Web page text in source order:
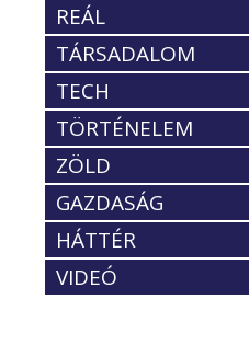
REÁL
TÁRSADALOM
TECH
TÖRTÉNELEM
ZÖLD
GAZDASÁG
HÁTTÉR
VIDEÓ